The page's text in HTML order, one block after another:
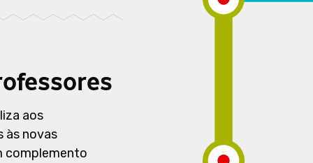
aos
às novas
complemento